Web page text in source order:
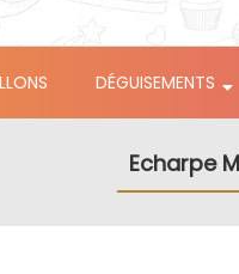
DÉGUISEMENTS
Echarpe